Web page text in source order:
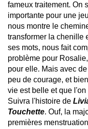
fameux traitement. On
importante pour une
nous montre le
transformer la chenille
ses mots, nous fait
problème pour
pour elle. Mais avec
peu de courage, et
vie est belle et que l'on
Suivra l'histoire de
Touchette. Ouf, la
premières